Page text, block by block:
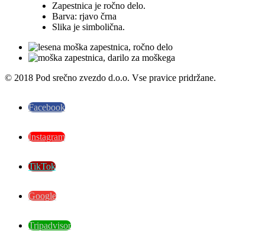
Zapestnica je ročno delo.
Barva: rjavo črna
Slika je simbolična.
© 2018 Pod srečno zvezdo d.o.o. Vse pravice pridržane.
Facebook
Instagram
TikTok
Google
Tripadvisor